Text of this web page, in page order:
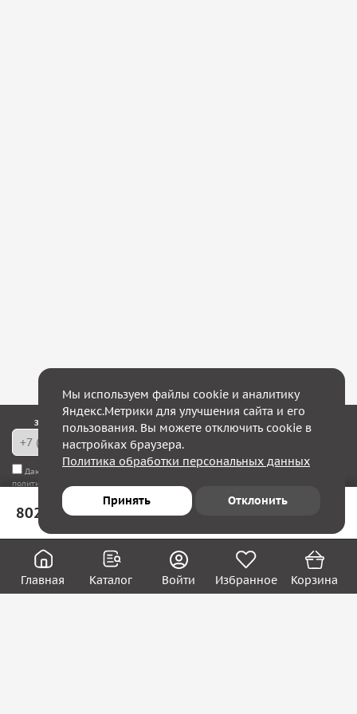
Главная Каталог Избранное
Войти Корзина
802 ₽
Закажите обратный звонок — в течение 10 минут мы с Вами свяжемся!
Даю согласие на обработку моих персональных данных
политикой конфиденциальности
Юридическим лицам
Акции
Вакансии
Контакты
Мы используем файлы cookie и аналитику
Яндекс.Метрики для улучшения сайта и его
пользования. Вы можете отключить cookie в
настройках браузера.
Политика обработки персональных данных
Принять Отклонить